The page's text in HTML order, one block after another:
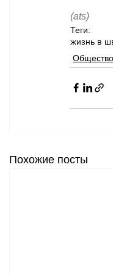
(ats)
Теги:
жизнь в
Общество
Похожие посты